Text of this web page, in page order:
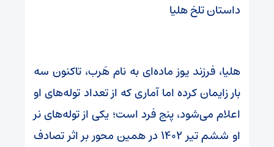
داستان تلخ هلیا
هلیا، فرزند یوز ماده‌ای به نام هَرب، تاکنون سه
بار زایمان کرده اما آماری که از تعداد توله‌های او
اعلام می‌شود، پنج فرد است؛ یکی از توله‌های نر
او ششم تیر ۱۴۰۲ در همین محور بر اثر تصادف